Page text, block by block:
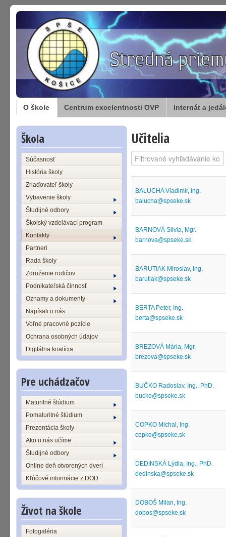
O škole Centrum excelentnosti OVP Internát a
Škola
Súčasnosť
História školy
Zriaďovateľ školy
Vybavenie školy
Študijné odbory
Školský vzdelávací program
Kontakty
Partneri
Rada školy
Združenie rodičov
Podnikateľská činnosť
Oznamy a dokumenty
Napísali o nás
Voľné pracovné pozície
Ochrana osobných údajov
Digitálna koalícia
Pre uchádzačov
Maturitné štúdium
Pomaturitné štúdium
Prezentácia školy
Ako u nás učíme
Študijné odbory
Online deň otvorených dverí
Kľúčové informácie z DOD
Život na škole
Fotogaléria
Učitelia
Nepublikované Filtrovacie
BALUCHA Vladimír, Ing.
balucha@spseke.sk
BARNOVÁ Silvia, Mgr.
barnova@spseke.sk
BARUTIAK Miroslav, Ing.
barutiak@spseke.sk
BERTA Peter, Ing.
berta@spseke.sk
BREZOVÁ Mária, Mgr.
brezova@spseke.sk
BUČKO Radoslav, Ing., PhD.
bucko@spseke.sk
COPKO Michal, Ing.
copko@spseke.sk
DEDINSKÁ Lýdia, Ing., PhD.
dedinska@spseke.sk
DOBOŠ Milan, Ing.
dobos@spseke.sk